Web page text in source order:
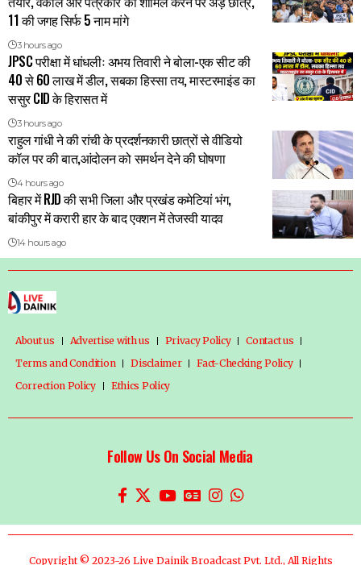
11 की जगह सिर्फ 5 नाम मांगे
3 hours ago
JPSC परीक्षा में धांधलीः अभय तिवारी ने बोला-एक सीट की
40 से 60 लाख में डील, सबका हिस्सा तय, मास्टरमाइंड का
ससुर CID के हिरासत में
3 hours ago
राहुल गांधी ने की रांची के प्रदर्शनकारी छात्रों से वीडियो
कॉल पर की बात,आंदोलन को समर्थन देने की घोषणा
4 hours ago
बिहार में RJD की सभी जिला और प्रखंड कमेटियां भंग,
बांकीपुर में करारी हार के बाद एक्शन में तेजस्वी यादव
14 hours ago
About us Advertise with us Privacy Policy
Contact us
Terms and Condition
Disclaimer
Fact-Checking Policy
Correction Policy
Ethics Policy
Follow Us On Social Media
Copyright © 2023-26 Live Dainik Broadcast Pvt. Ltd., All Rights